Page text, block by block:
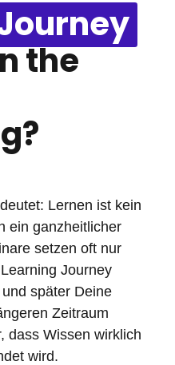
the
Lernen ist kein
ein ganzheitlicher
setzen oft nur
Journey
später Deine
Zeitraum
dass Wissen wirklich
wird.